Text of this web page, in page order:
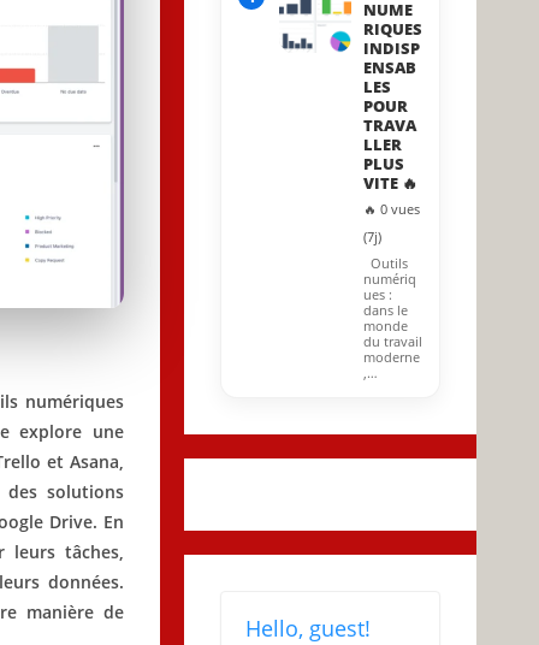
numériques
explore une
et Asana,
solutions
Drive. En
leurs tâches,
données.
manière de
NUME
RIQUES
INDISP
ENSAB
LES
POUR
TRAVA
LLER
PLUS
VITE 🔥
🔥 0 vues
(7j)
Outils
numériq
ues :
dans le
monde
du travail
moderne
,…
Hello, guest!